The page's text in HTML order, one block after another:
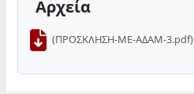
Αρχεία
(ΠΡΟΣΚΛΗΣΗ-ΜΕ-ΑΔΑΜ-3.pdf)